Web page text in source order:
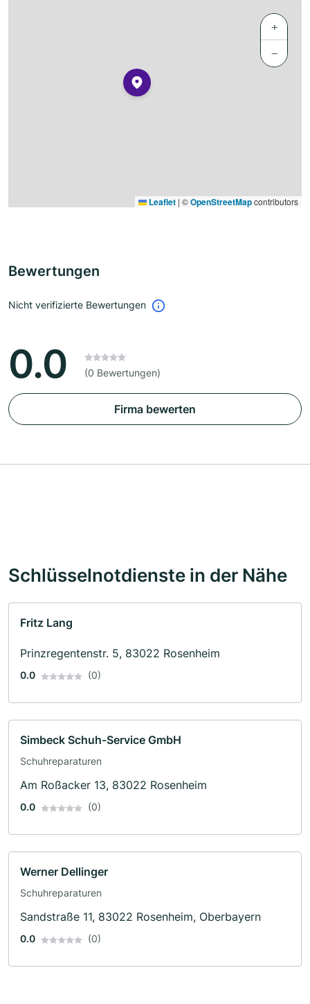
+
−
Leaflet | ©OpenStreetMapcontributors
Bewertungen
Nicht verifizierte Bewertungen
0.0 (0 Bewertungen)
Firma bewerten
Schlüsselnotdienste in der Nähe
Fritz Lang
Prinzregentenstr. 5, 83022 Rosenheim
0.0 (0)
Simbeck Schuh-Service GmbH
Schuhreparaturen
Am Roßacker 13, 83022 Rosenheim
0.0 (0)
Werner Dellinger
Schuhreparaturen
Sandstraße 11, 83022 Rosenheim, Oberbayern
0.0 (0)